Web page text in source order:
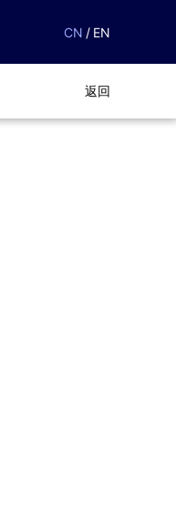
CN / EN
返回